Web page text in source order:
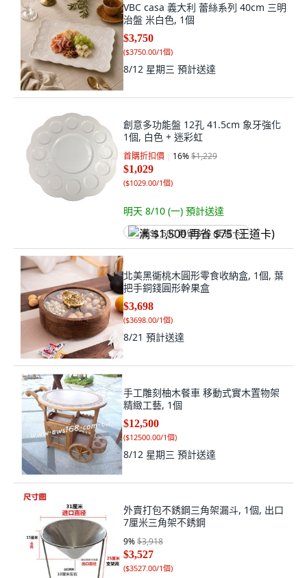
VBC casa 義大利 蕾絲系列 40cm 三明
治盤 米白色, 1個
$3,750
($3750.00/1個)
8/12 星期三 預計送達
創意多功能盤 12孔 41.5cm 象牙強化
1個, 白色 + 迷彩虹
首購折扣價 16%$1,229
$1,029
($1029.00/1個)
明天 8/10 (一) 預計送達
满 $1,500 再省 $75 (王道卡)
北美黑衚桃木圓形零食收納盒, 1個, 葉
把手銅錢圓形幹果盒
$3,698
($3698.00/1個)
8/21 預計送達
手工雕刻柚木餐車 移動式實木置物架
精緻工藝, 1個
$12,500
($12500.00/1個)
8/12 星期三 預計送達
外賣打包不銹鋼三角架漏斗, 1個, 出口
7厘米三角架不銹鋼
9%$3,918
$3,527
($3527.00/1個)